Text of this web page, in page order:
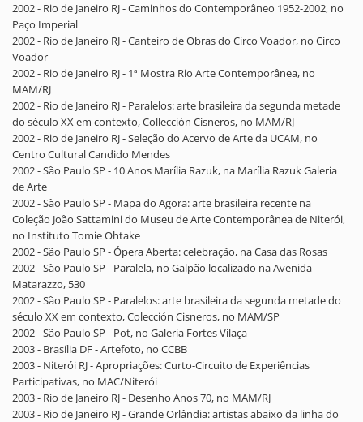
2002 - Rio de Janeiro RJ - Caminhos do Contemporâneo 1952-2002, no
Paço Imperial
2002 - Rio de Janeiro RJ - Canteiro de Obras do Circo Voador, no Circo
Voador
2002 - Rio de Janeiro RJ - 1ª Mostra Rio Arte Contemporânea, no
MAM/RJ
2002 - Rio de Janeiro RJ - Paralelos: arte brasileira da segunda metade
do século XX em contexto, Collección Cisneros, no MAM/RJ
2002 - Rio de Janeiro RJ - Seleção do Acervo de Arte da UCAM, no
Centro Cultural Candido Mendes
2002 - São Paulo SP - 10 Anos Marília Razuk, na Marília Razuk Galeria
de Arte
2002 - São Paulo SP - Mapa do Agora: arte brasileira recente na
Coleção João Sattamini do Museu de Arte Contemporânea de Niterói,
no Instituto Tomie Ohtake
2002 - São Paulo SP - Ópera Aberta: celebração, na Casa das Rosas
2002 - São Paulo SP - Paralela, no Galpão localizado na Avenida
Matarazzo, 530
2002 - São Paulo SP - Paralelos: arte brasileira da segunda metade do
século XX em contexto, Colección Cisneros, no MAM/SP
2002 - São Paulo SP - Pot, no Galeria Fortes Vilaça
2003 - Brasília DF - Artefoto, no CCBB
2003 - Niterói RJ - Apropriações: Curto-Circuito de Experiências
Participativas, no MAC/Niterói
2003 - Rio de Janeiro RJ - Desenho Anos 70, no MAM/RJ
2003 - Rio de Janeiro RJ - Grande Orlândia: artistas abaixo da linha do